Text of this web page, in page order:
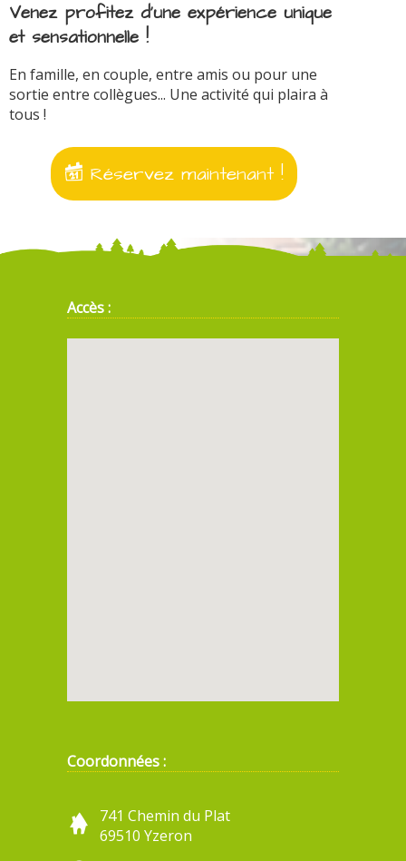
Venez profitez d'une expérience unique
et sensationnelle !
En famille, en couple, entre amis ou pour une
sortie entre collègues... Une activité qui plaira à
tous !
Réservez maintenant !
Accès :
Coordonnées :
741 Chemin du Plat
69510 Yzeron